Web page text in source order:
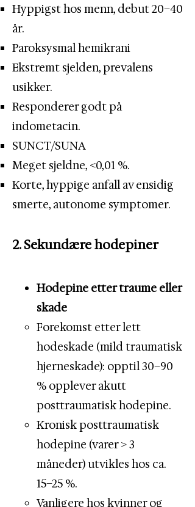
Hyppigst hos menn, debut 20–40
år.
Paroksysmal hemikrani
Ekstremt sjelden, prevalens
usikker.​
Responderer godt på
indometacin.
SUNCT/SUNA
Meget sjeldne, <0,01 %.
Korte, hyppige anfall av ensidig
smerte, autonome symptomer.
2. Sekundære hodepiner
Hodepine etter traume eller
skade
Forekomst etter lett
hodeskade (mild traumatisk
hjerneskade): opptil 30–90
% opplever akutt
posttraumatisk hodepine.
Kronisk posttraumatisk
hodepine (varer > 3
måneder) utvikles hos ca.
15–25 %.
Vanligere hos kvinner og